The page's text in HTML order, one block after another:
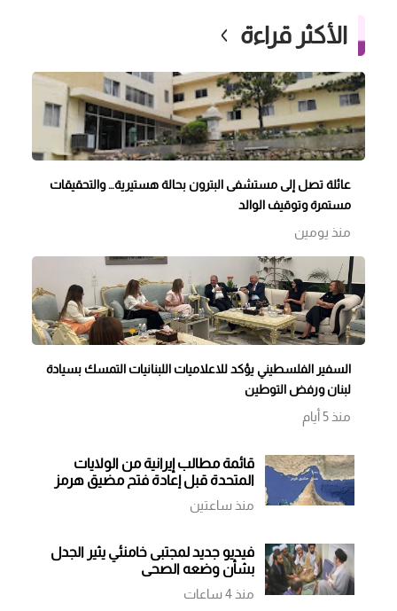
الأكثر قراءة
عائلة تصل إلى مستشفى البترون بحالة هستيرية… والتحقيقات
مستمرة وتوقيف الوالد
منذ يومين
السفير الفلسطيني يؤكد للاعلاميات اللبنانيات التمسك بسيادة
لبنان ورفض التوطين
منذ 5 أيام
قائمة مطالب إيرانية من الولايات
المتحدة قبل إعادة فتح مضيق هرمز
منذ ساعتين
فيديو جديد لمجتبى خامنئي يثير الجدل
بشأن وضعه الصحي
منذ 4 ساعات